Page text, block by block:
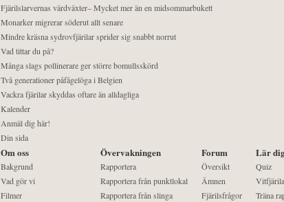
Fjärilslarvernas värdväxter– Mycket mer än en midsommarbukett
Monarker migrerar söderut allt senare
Mindre kräsna sydrovfjärilar sprider sig snabbt norrut
Vad tittar du på?
Många slags pollinerare ger större bomullsskörd
Två generationer påfågelöga i Belgien
Vackra fjärilar skyddas oftare än alldagliga
Kalender
Anmäl dig här!
Din sida
Om oss
Bakgrund
Vad gör vi
Filmer
Övervakningen
Rapportera
Rapportera från punktlokal
Rapportera från slinga
Forum
Översikt
Ämnen
Fjärilsfrågor
Lär
Quiz
Träna